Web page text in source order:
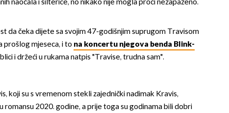
naočala i šilterice, no nikako nije mogla proći nezapaženo.
da čeka dijete sa svojim 47-godišnjim suprugom Travisom
prošlog mjeseca, i to na koncertu njegova benda Blink-
i držeći u rukama natpis "Travise, trudna sam".
koji su s vremenom stekli zajednički nadimak Kravis,
romansu 2020. godine, a prije toga su godinama bili dobri